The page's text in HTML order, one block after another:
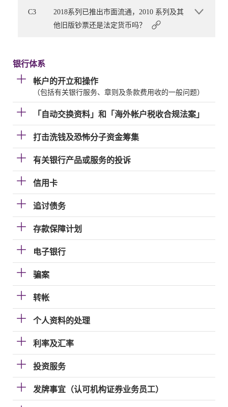
C3
2018系列已推出市面流通，2010 系列及其
他旧版钞票还是法定货币吗？
银行体系
帐户的开立和操作
（包括有关银行服务、章则及条款费用收的一般问题）
「自动交换资料」和「海外帐户税收合规法案」
打击洗钱及恐怖分子资金筹集
有关银行产品或服务的投诉
信用卡
追讨债务
存款保障计划
电子银行
骗案
转帐
个人资料的处理
利率及汇率
投资服务
发牌事宜（认可机构证券业务员工）